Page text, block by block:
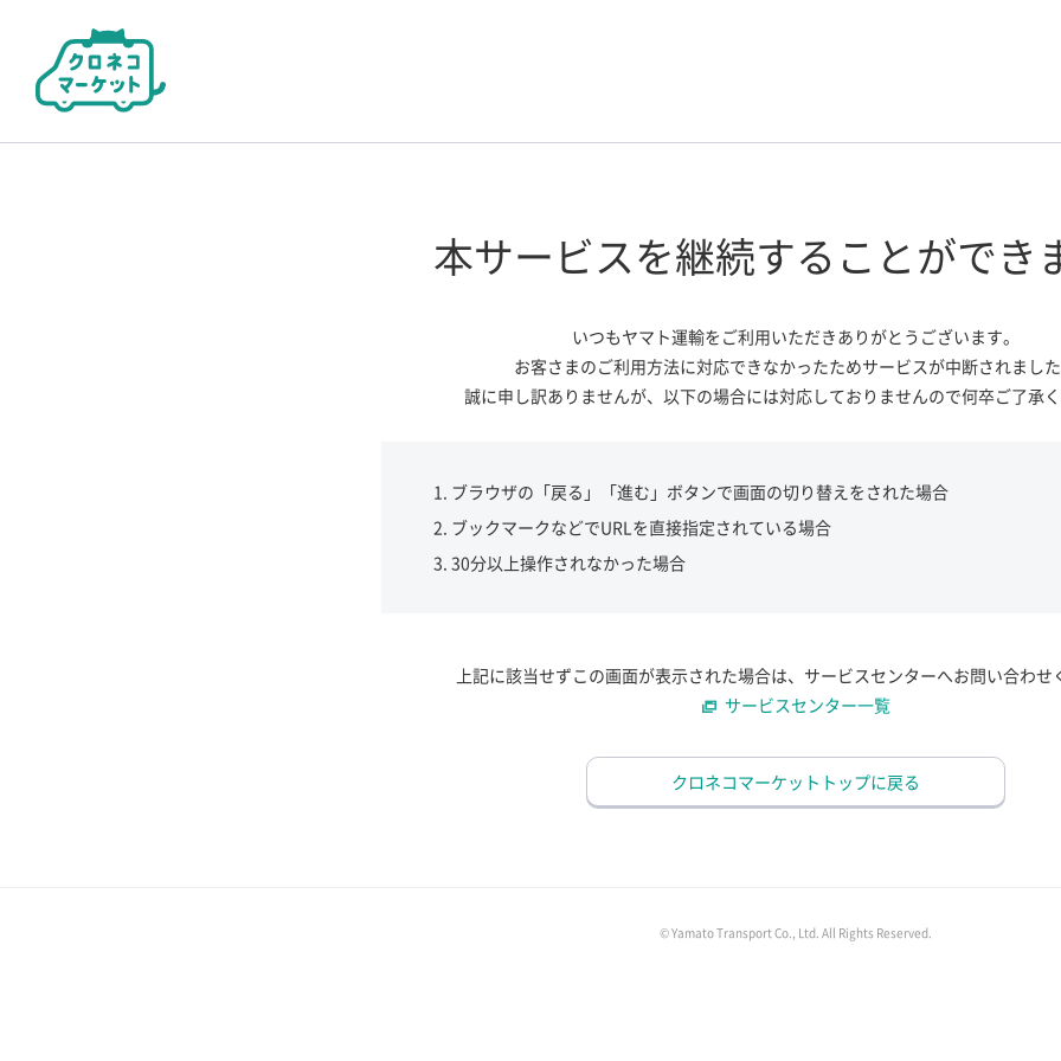
本サービスを継続する ことができ
いつもヤマト運輸をご利用いただきありがとうございます。
お客さまのご利用方法に対応できなかったためサービスが中断されました
誠に申し訳ありませんが、 以下の場合には対応しておりませんので何卒ご了承く
ブラウザの「戻る」「進む」ボタンで画面の切り替えをされた場合
ブックマークなどでURLを直接指定されている場合
30分以上操作されなかった場合
上記に該当せずこの画面が表示された場合は、サービスセンターへお問い合わせ
サービスセンター一覧
クロネコマーケットトップに戻る
© Yamato Transport Co., Ltd. All Rights Reserved.